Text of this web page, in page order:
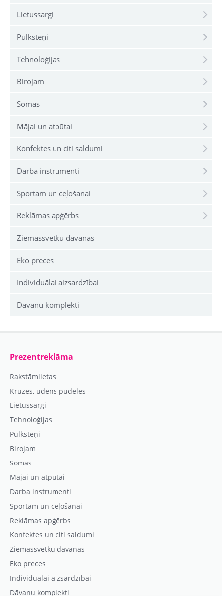
Lietussargi
Pulksteņi
Tehnoloģijas
Birojam
Somas
Mājai un atpūtai
Konfektes un citi saldumi
Darba instrumenti
Sportam un ceļošanai
Reklāmas apģērbs
Ziemassvētku dāvanas
Eko preces
Individuālai aizsardzībai
Dāvanu komplekti
Prezentreklāma
Rakstāmlietas
Krūzes, ūdens pudeles
Lietussargi
Tehnoloģijas
Pulksteņi
Birojam
Somas
Mājai un atpūtai
Darba instrumenti
Sportam un ceļošanai
Reklāmas apģērbs
Konfektes un citi saldumi
Ziemassvētku dāvanas
Eko preces
Individuālai aizsardzībai
Dāvanu komplekti